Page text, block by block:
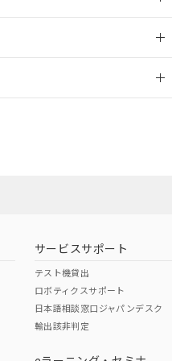
サービスサポート
テスト機貸出
ロボティクスサポート
日本語相談窓口ジャパンデスク
輸出該非判定